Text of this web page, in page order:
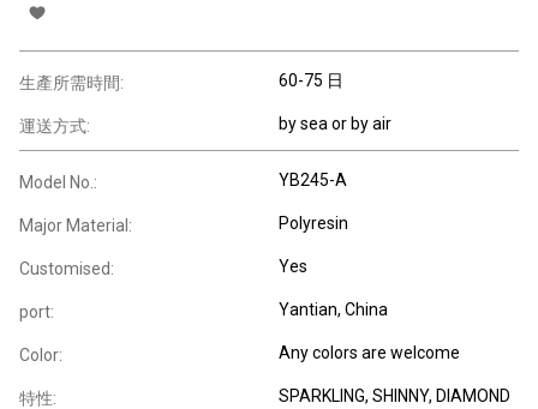
生產所需時間: 60-75 日
運送方式: by sea or by air
Model No.: YB245-A
Major Material: Polyresin
Customised: Yes
port: Yantian, China
Color: Any colors are welcome
特性: SPARKLING, SHINNY, DIAMOND